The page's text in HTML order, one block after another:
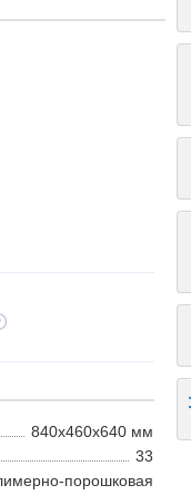
840x460x640 мм
33
порошковая